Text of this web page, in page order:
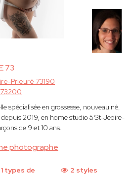
73
photographe
Prieuré 73190
spécialisée en grossesse, nouveau né,
2019, en home studio à St-Jeoire-
de 9 et 10 ans.
1 types de 2 styles